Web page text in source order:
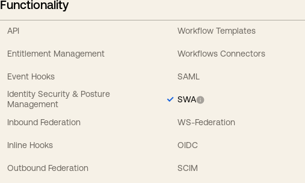
Functionality
API
Entitlement Management
Event Hooks
Identity Security & Posture
Management
Inbound Federation
Inline Hooks
Outbound Federation
Workflow Templates
Workflows Connectors
SAML
SWA
WS-Federation
OIDC
SCIM